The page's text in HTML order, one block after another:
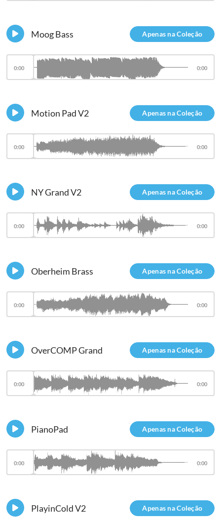
Apenas na Coleção
Moog Bass
0:00 0:00
Apenas na Coleção
Motion Pad V2
0:00 0:00
Apenas na Coleção
NY Grand V2
0:00 0:00
Apenas na Coleção
Oberheim Brass
0:00 0:00
Apenas na Coleção
OverCOMP Grand
0:00 0:00
Apenas na Coleção
PianoPad
0:00 0:00
Apenas na Coleção
PlayinCold V2